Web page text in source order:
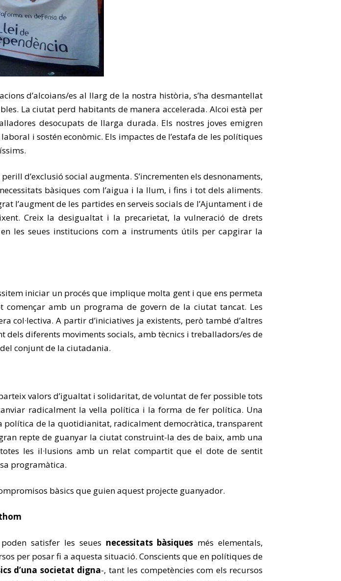
d’alcoians/es al llarg de la nostra història, s’ha desmantellat
La ciutat perd habitants de manera accelerada. Alcoi està per
desocupats de llarga durada. Els nostres joves emigren
i sostén econòmic. Els impactes de l’estafa de les polítiques
d’exclusió social augmenta. S’incrementen els desnonaments,
bàsiques com l’aigua i la llum, i fins i tot dels aliments.
l’augment de les partides en serveis socials de l’Ajuntament i de
Creix la desigualtat i la precarietat, la vulneració de drets
les seues institucions com a instruments útils per capgirar la
iniciar un procés que implique molta gent i que ens permeta
amb un programa de govern de la ciutat tancat. Les
col·lectiva. A partir d’iniciatives ja existents, però també d’altres
diferents moviments socials, amb tècnics i treballadors/es de
conjunt de la ciutadania.
valors d’igualtat i solidaritat, de voluntat de fer possible tots
radicalment la vella política i la forma de fer política. Una
de la quotidianitat, radicalment democràtica, transparent
repte de guanyar la ciutat construint-la des de baix, amb una
les il·lusions amb un relat compartit que el dote de sentit
programàtica.
bàsics que guien aquest projecte guanyador.
satisfer les seues necessitats bàsiques més elementals,
per posar fi a aquesta situació. Conscients que en polítiques de
d’una societat digna-, tant les competències com els recursos